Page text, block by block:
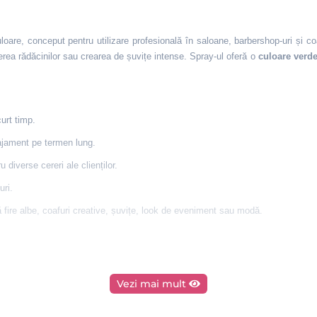
conceput pentru utilizare profesională în saloane, barbershop-uri și
rădăcinilor sau crearea de șuvițe intense. Spray‑ul oferă o culoare
timp.
pe termen lung.
diverse cereri ale clienților.
albe, coafuri creative, șuvițe, look de eveniment sau modă.
Vezi mai mult